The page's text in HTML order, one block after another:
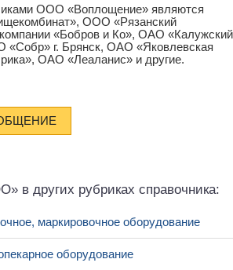
ООО «Воплощение» являются
ООО «Рязанский
«Бобров и Ко», ОАО «Калужский
«Собр» г. Брянск, ОАО «Яковлевская
ОАО «Леаланис» и другие.
в других рубриках справочника:
маркировочное оборудование
оборудование